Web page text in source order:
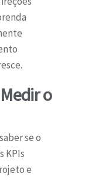
o
se o
KPIs
e